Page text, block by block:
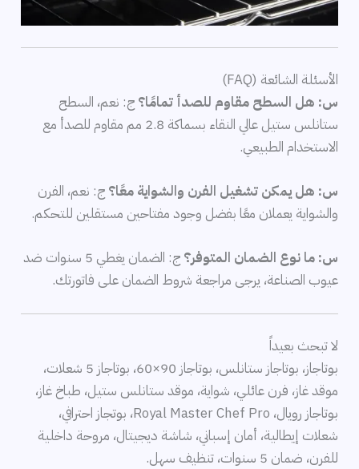
الأسئلة الشائعة (FAQ)
س: هل السطح مقاوم للصدأ تمامًا؟ ج: نعم، السطح
ستانلس ستيل عالي النقاء بسماكة 2.8 مم مقاوم للصدأ مع
الاستخدام الطبيعي.
س: هل يمكن تشغيل الفرن والشواية معًا؟ ج: نعم، الفرن
والشواية يعملان معًا بفضل وجود مفتاحين مستقلين للتحكم.
س: ما نوع الضمان المتوفر؟
ج: الضمان يغطي 5 سنوات ضد
عيوب الصناعة، يرجى مراجعة شروط الضمان على فاتورتك.
لا تبحث بعيداً
بوتاجاز، بوتاجاز ستانلس، بوتاجاز 90×60، بوتاجاز 5 شعلات،
موقد غاز، فرن عائلي، شواية، موقد ستانلس ستيل، طباخ غاز،
بوتاجاز رويال، Royal Master Chef Pro، بوتجاز احترافي،
شعلات إيطالية، أمان إسباني، شاشة ديجيتال، مروحة داخلية
للفرن، ضمان 5 سنوات، تنظيف سهل.